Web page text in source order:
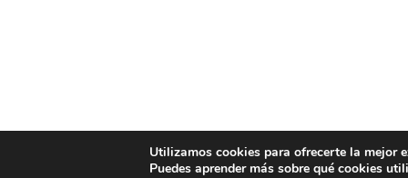
Utilizamos cookies para ofrecerte la mejor
Puedes aprender más sobre qué cookies